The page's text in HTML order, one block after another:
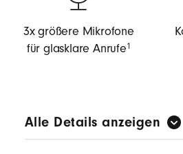
3x größere Mikrofone
für glasklare Anrufe1
Alle Details anzeigen